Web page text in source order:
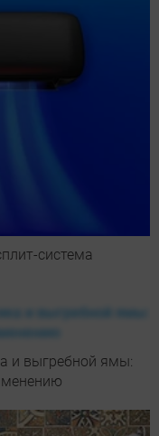
система
и выгребной ямы: